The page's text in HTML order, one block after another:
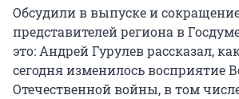
Обсудили в выпуске и
представителей региона в
это: Андрей Гурулев рассказал,
сегодня изменилось восприятие
Отечественной войны, в том